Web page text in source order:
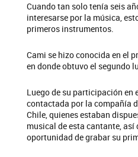
Cuando tan solo tenía seis
interesarse por la música,
primeros instrumentos.
Cami se hizo conocida en el
en donde obtuvo el segundo
Luego de su participación en
contactada por la compañía
Chile, quienes estaban
musical de esta cantante, así
oportunidad de grabar su